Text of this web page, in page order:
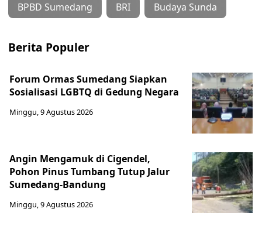
BPBD Sumedang BRI Budaya Sunda
Berita Populer
Forum Ormas Sumedang Siapkan
Sosialisasi LGBTQ di Gedung Negara
Minggu, 9 Agustus 2026
Angin Mengamuk di Cigendel,
Pohon Pinus Tumbang Tutup Jalur
Sumedang-Bandung
Minggu, 9 Agustus 2026